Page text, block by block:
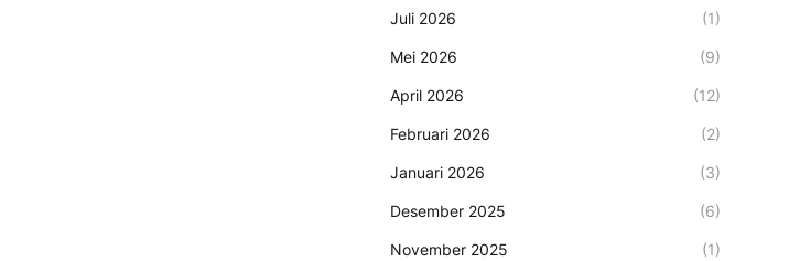
Juli 2026 (1)
Mei 2026 (9)
April 2026 (12)
Februari 2026 (2)
Januari 2026 (3)
Desember 2025 (6)
November 2025 (1)